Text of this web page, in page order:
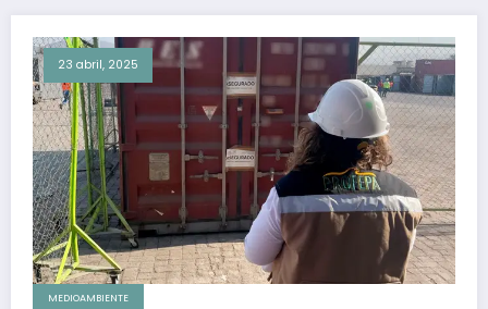
23 abril, 2025
MEDIOAMBIENTE